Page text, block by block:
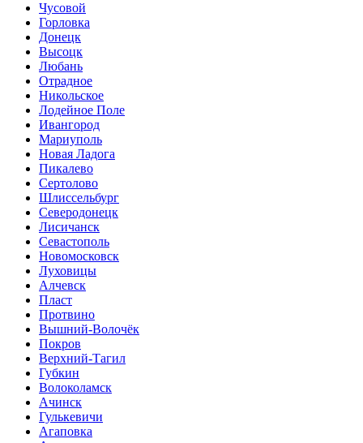
Чусовой
Горловка
Донецк
Высоцк
Любань
Отрадное
Никольское
Лодейное Поле
Ивангород
Мариуполь
Новая Ладога
Пикалево
Сертолово
Шлиссельбург
Северодонецк
Лисичанск
Севастополь
Новомосковск
Луховицы
Алчевск
Пласт
Протвино
Вышний-Волочёк
Покров
Верхний-Тагил
Губкин
Волоколамск
Ачинск
Гулькевичи
Агаповка